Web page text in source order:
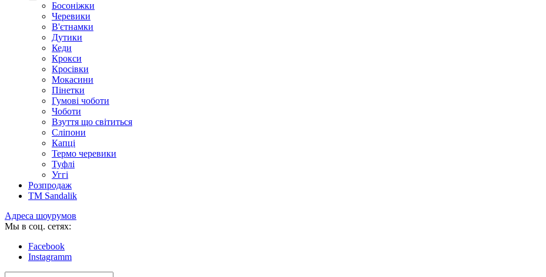
Босоніжки
Черевики
В'єтнамки
Дутики
Кеди
Крокси
Кросівки
Мокасини
Пінетки
Гумові чоботи
Чоботи
Взуття що світиться
Сліпони
Капці
Термо черевики
Туфлі
Уггі
Розпродаж
TM Sandalik
Адреса шоурумов
Мы в соц. сетях:
Facebook
Instagramm